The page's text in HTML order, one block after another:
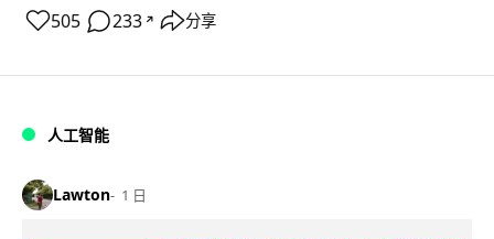
505 233 ↗ 分享
人工智能
Lawton 1 日